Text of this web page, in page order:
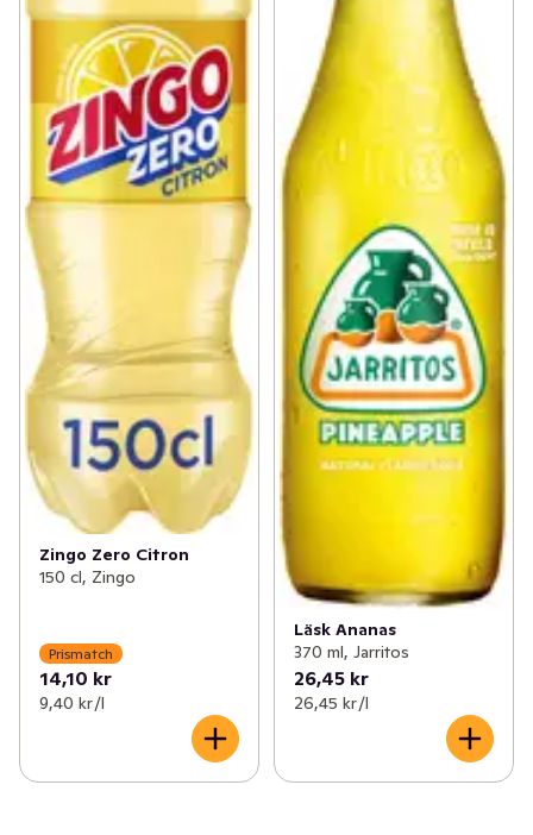
Zingo Zero Citron
150 cl, Zingo
Prismatch
14,10 kr
9,40 kr /l
Läsk Ananas
370 ml, Jarritos
26,45 kr
26,45 kr /l